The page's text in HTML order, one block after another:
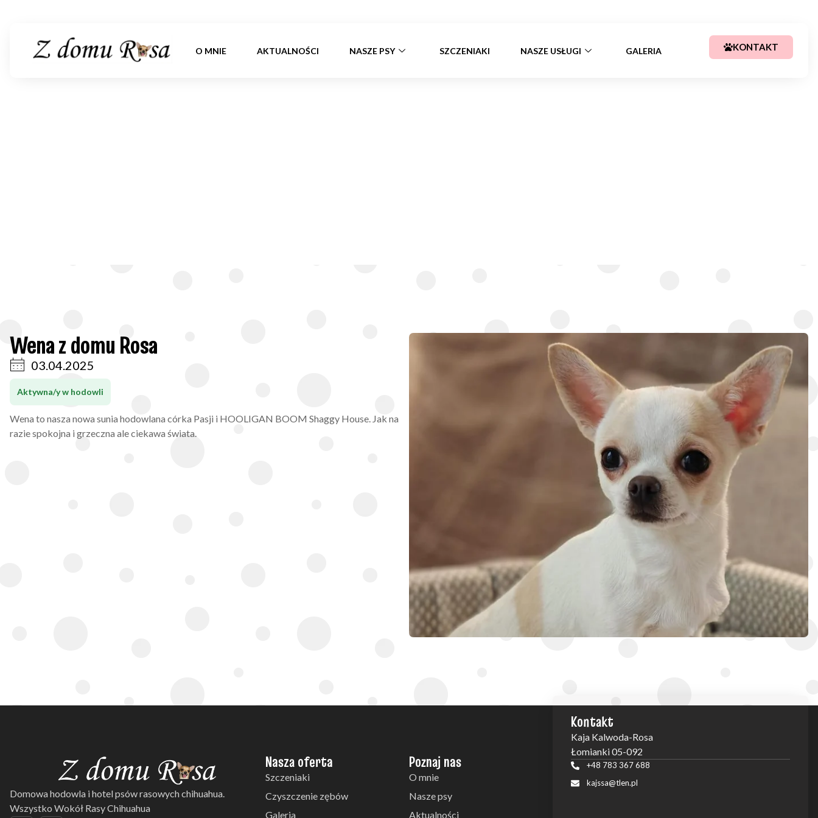
O MNIE AKTUALNOŚCI NASZE PSY SZCZENIAKI NASZE USŁUGI GALERIA KONTAKT
Wena z domu Rosa
03.04.2025
Aktywna/y w hodowli
Wena to nasza nowa sunia hodowlana córka Pasji i HOOLIGAN BOOM Shaggy House. Jak na
razie spokojna i grzeczna ale ciekawa świata.
Domowa hodowla i hotel psów rasowych chihuahua.
Wszystko Wokół Rasy Chihuahua
Nasza oferta
Szczeniaki
Czyszczenie zębów
Galeria
Poznaj nas
O mnie
Nasze psy
Aktualności
Kontakt
Kaja Kalwoda-Rosa
Łomianki 05-092
+48 783 367 688
kajssa@tlen.pl